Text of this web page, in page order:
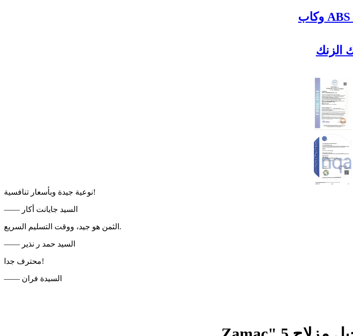
نوعية جيدة وبأسعار تنافسية!
—— السيد جايانت أكار
الثمن هو جيد، ووقت التسليم السريع.
—— السيد حمد ر نذير
محترف جدا!
—— السيدة فران